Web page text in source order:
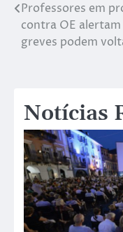
Professores em
contra OE alertam
greves podem
Notícias